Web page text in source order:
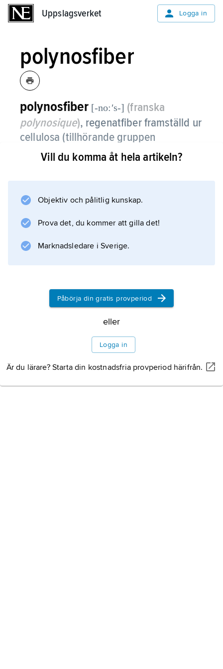
Uppslagsverket Logga in
polynosfiber
polynosfiber [-no:ʹs-] (franska
polynosique), regenatfiber framställd ur
cellulosa (tillhörande gruppen
modalfibrer).
egenskaper t.ex. när det gäller motstånd mot
också formen bättre.
Vill du komma åt hela artikeln?
Objektiv och pålitlig kunskap.
Prova det, du kommer att gilla det!
Marknadsledare i Sverige.
Påbörja din gratis provperiod
eller
Logga in
Är du lärare? Starta din kostnadsfria provperiod härifrån.